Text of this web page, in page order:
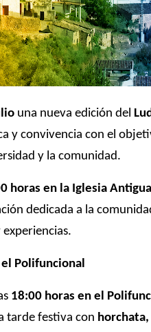
una nueva edición del
y convivencia con el
y la comunidad.
horas en la Iglesia Antigua
dedicada a la
Polifuncional
18:00 horas en el
tarde festiva con